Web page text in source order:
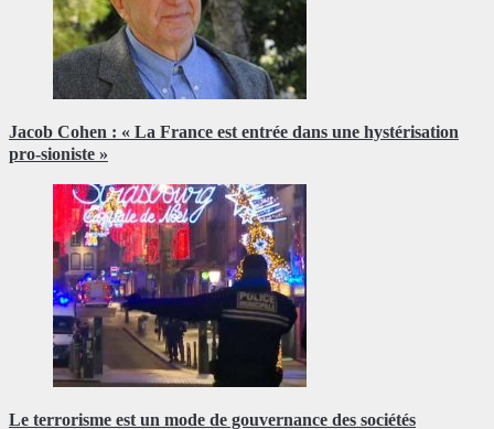
Jacob Cohen : « La France est entrée dans une hystérisation
pro-sioniste »
Le terrorisme est un mode de gouvernance des sociétés